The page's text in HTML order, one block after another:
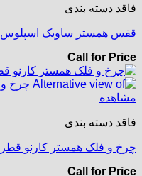
فاقد دسته بندی
قفس همستر ساویک اسپلوس
Call for Price
مشاهده
فاقد دسته بندی
چرخ و فلک همستر کارنو قطر 12
Call for Price